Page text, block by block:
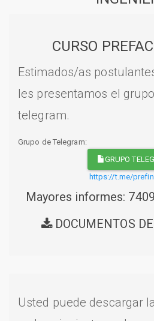
CURSO
Estimados/as
les presentamos el
telegram.
Grupo de Telegram:
GRUPO
https://t.me/
Mayores informes:
DOCUMENTOS
Usted puede descargar